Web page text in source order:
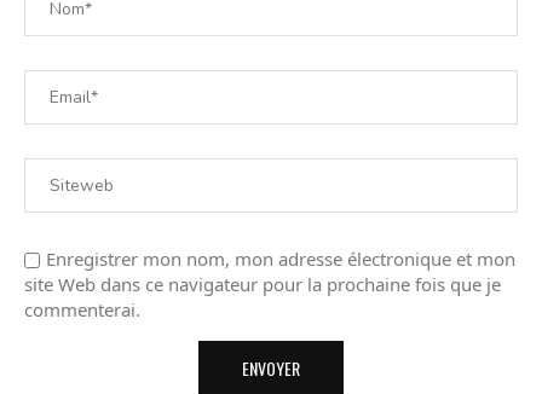
Enregistrer mon nom, mon adresse électronique et mon
site Web dans ce navigateur pour la prochaine fois que je
commenterai.